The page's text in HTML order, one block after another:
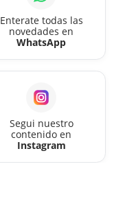
Enterate todas las
novedades en
WhatsApp
Segui nuestro
contenido en
Instagram